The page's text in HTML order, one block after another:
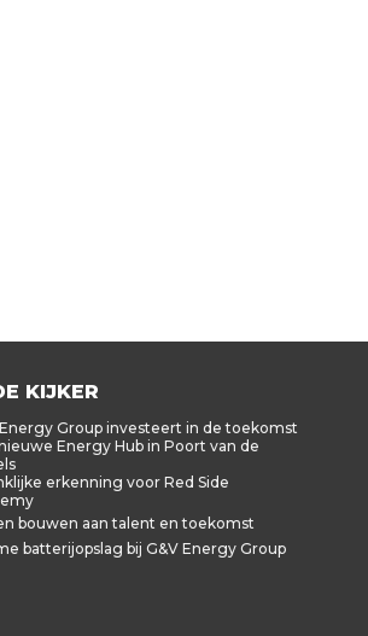
KIJKER
Group investeert in de toekomst
Energy Hub in Poort van de
erkenning voor Red Side
bouwen aan talent en toekomst
batterijopslag bij G&V Energy Group